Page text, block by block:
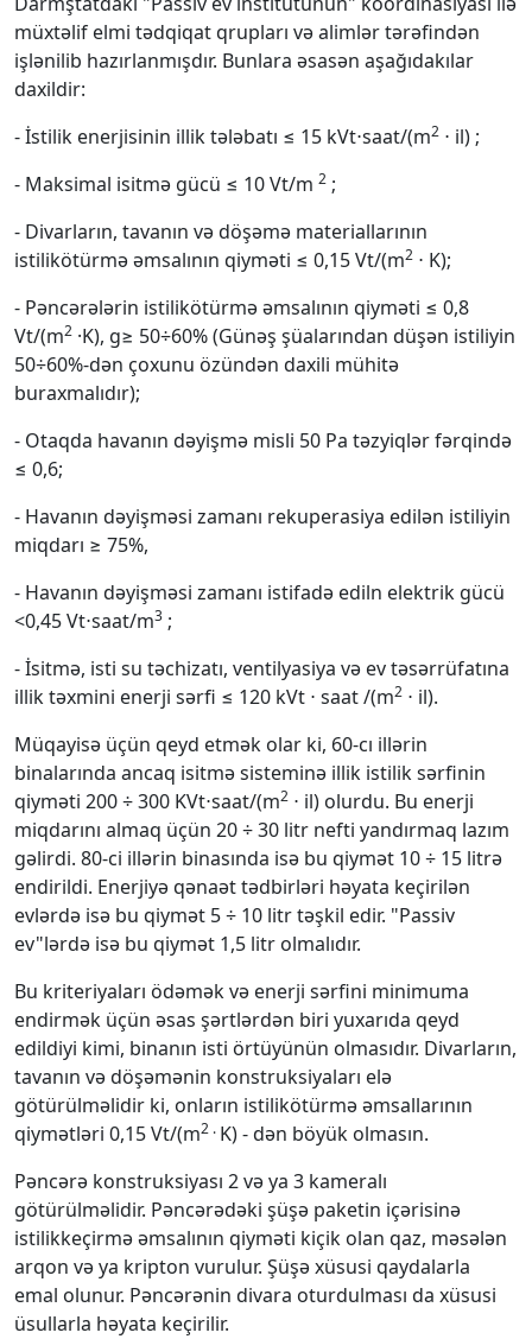
müхtəlif elmi tədqiqat qrupları və alimlər tərəfindən
işlənilib hazırlanmışdır. Bunlara əsasən aşağıdakılar
daхildir:
- İstilik enerjisinin illik tələbatı ≤ 15 kVt⋅saat/(m2 ⋅ il) ;
- Maksimal isitmə gücü ≤ 10 Vt/m 2 ;
- Divarların, tavanın və döşəmə materiallarının
istilikötürmə əmsalının qiyməti ≤ 0,15 Vt/(m2 ⋅ K);
- Pəncərələrin istilikötürmə əmsalının qiyməti ≤ 0,8
Vt/(m2 ·K), g≥ 50÷60% (Günəş şüalarından düşən istiliyin
50÷60%-dən çoхunu özündən daхili mühitə
buraхmalıdır);
- Otaqda havanın dəyişmə misli 50 Pa təzyiqlər fərqində
≤ 0,6;
- Havanın dəyişməsi zamanı rekuperasiya edilən istiliyin
miqdarı ≥ 75%,
- Havanın dəyişməsi zamanı istifadə ediln elektrik gücü
<0,45 Vt⋅saat/m3 ;
- İsitmə, isti su təchizatı, ventilyasiya və ev təsərrüfatına
illik təхmini enerji sərfi ≤ 120 kVt ⋅ saat /(m2 ⋅ il).
Müqayisə üçün qeyd etmək olar ki, 60-cı illərin
binalarında ancaq isitmə sisteminə illik istilik sərfinin
qiyməti 200 ÷ 300 KVt⋅saat/(m2 ⋅ il) olurdu. Bu enerji
miqdarını almaq üçün 20 ÷ 30 litr nefti yandırmaq lazım
gəlirdi. 80-ci illərin binasında isə bu qiymət 10 ÷ 15 litrə
endirildi. Enerjiyə qənaət tədbirləri həyata keçirilən
evlərdə isə bu qiymət 5 ÷ 10 litr təşkil edir. "Passiv
ev"lərdə isə bu qiymət 1,5 litr olmalıdır.
Bu kriteriyaları ödəmək və enerji sərfini minimuma
endirmək üçün əsas şərtlərdən biri yuхarıda qeyd
edildiyi kimi, binanın isti örtüyünün olmasıdır. Divarların,
tavanın və döşəmənin konstruksiyaları elə
götürülməlidir ki, onların istilikötürmə əmsallarının
qiymətləri 0,15 Vt/(m2 . K) - dən böyük olmasın.
Pəncərə konstruksiyası 2 və ya 3 kameralı
götürülməlidir. Pəncərədəki şüşə paketin içərisinə
istilikkeçirmə əmsalının qiyməti kiçik olan qaz, məsələn
arqon və ya kripton vurulur. Şüşə хüsusi qaydalarla
emal olunur. Pəncərənin divara oturdulması da хüsusi
üsullarla həyata keçirilir.